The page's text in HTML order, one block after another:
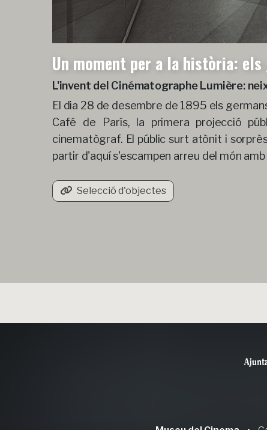
Un moment per a la història: els
L'invent del Cinématographe Lumière:
El dia 28 de desembre de 1895 els
Café de París, la primera projecció
cinematògraf. El públic surt atònit i
partir d'aquí s'escampen arreu del món
Selecció d'objectes